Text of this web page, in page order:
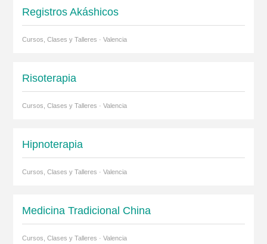
Registros Akáshicos
Cursos, Clases y Talleres · Valencia
Risoterapia
Cursos, Clases y Talleres · Valencia
Hipnoterapia
Cursos, Clases y Talleres · Valencia
Medicina Tradicional China
Cursos, Clases y Talleres · Valencia